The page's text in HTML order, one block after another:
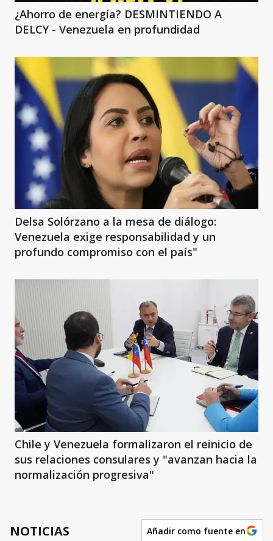
¿Ahorro de energía? DESMINTIENDO A
DELCY - Venezuela en profundidad
Delsa Solórzano a la mesa de diálogo:
Venezuela exige responsabilidad y un
profundo compromiso con el país"
Chile y Venezuela formalizaron el reinicio de
sus relaciones consulares y "avanzan hacia la
normalización progresiva"
NOTICIAS Añadir como fuente en